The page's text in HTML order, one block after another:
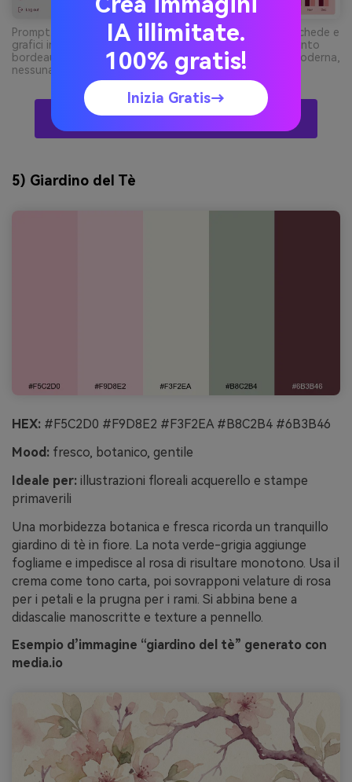
Prompt: mockup 2d dashboard ui su sfondo semplice, schede e
grafici in rosa acqua di rosa, superfici grigio chiaro, accento
bordeaux su metriche chiave, griglia pulita, tipografia moderna,
nessuna cornice device --ar 16:9
Crea Visual Palette Sakura Con L’IA Gratis
5) Giardino del Tè
HEX: #F5C2D0 #F9D8E2 #F3F2EA #B8C2B4 #6B3B46
Mood: fresco, botanico, gentile
Ideale per: illustrazioni floreali acquerello e stampe
primaverili
Una morbidezza botanica e fresca ricorda un tranquillo
giardino di tè in fiore. La nota verde-grigia aggiunge
fogliame e impedisce al rosa di risultare monotono. Usa il
crema come tono carta, poi sovrapponi velature di rosa
per i petali e la prugna per i rami. Si abbina bene a
didascalie manoscritte e texture a pennello.
Esempio d’immagine “giardino del tè” generato con
media.io
IA illimitate.
100% gratis!
Inizia Gratis→